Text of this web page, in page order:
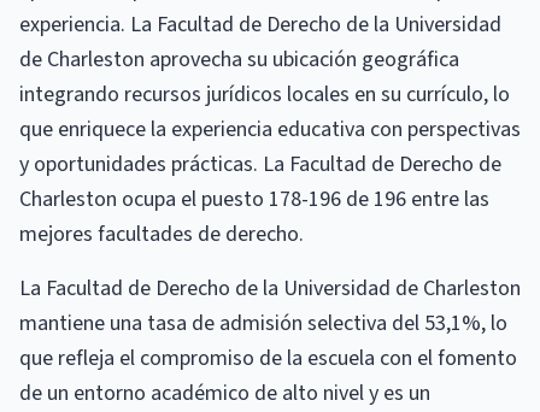
experiencia. La Facultad de Derecho de la Universidad
de Charleston aprovecha su ubicación geográfica
integrando recursos jurídicos locales en su currículo, lo
que enriquece la experiencia educativa con perspectivas
y oportunidades prácticas. La Facultad de Derecho de
Charleston ocupa el puesto 178-196 de 196 entre las
mejores facultades de derecho.
La Facultad de Derecho de la Universidad de Charleston
mantiene una tasa de admisión selectiva del 53,1%, lo
que refleja el compromiso de la escuela con el fomento
de un entorno académico de alto nivel y es un